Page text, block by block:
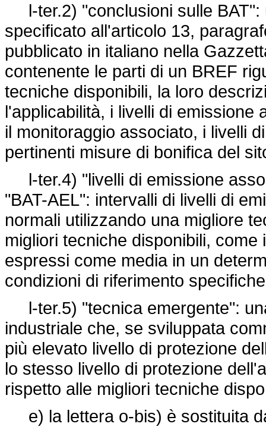
l-ter.2) "conclusioni sulle BAT":
specificato all'articolo 13,
pubblicato in italiano nella
contenente le parti di un BREF
tecniche disponibili, la loro
l'applicabilità, i livelli di emissione
il monitoraggio associato, i livelli
pertinenti misure di bonifica del
l-ter.4) "livelli di emissione
"BAT-AEL": intervalli di livelli di
normali utilizzando una migliore
migliori tecniche disponibili,
espressi come media in un
condizioni di riferimento
l-ter.5) "tecnica emergente":
industriale che, se sviluppata
più elevato livello di protezione
lo stesso livello di protezione
rispetto alle migliori tecniche
e) la lettera o-bis) è sostituita